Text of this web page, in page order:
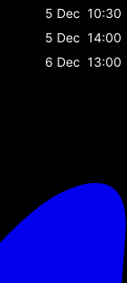
5 Dec 10:30
5 Dec 14:00
6 Dec 13:00